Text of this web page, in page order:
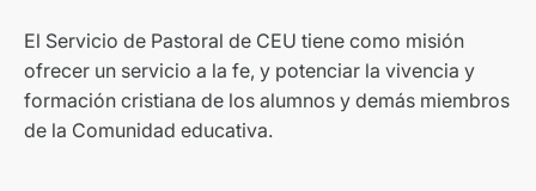
El Servicio de Pastoral de CEU tiene como misión
ofrecer un servicio a la fe, y potenciar la vivencia y
formación cristiana de los alumnos y demás miembros
de la Comunidad educativa.